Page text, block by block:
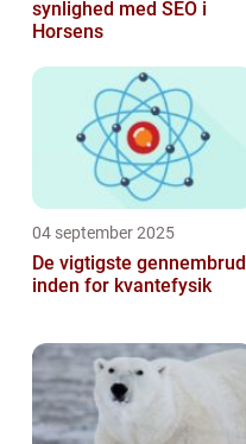
synlighed med SEO i
Horsens
04 september 2025
De vigtigste gennembrud
inden for kvantefysik